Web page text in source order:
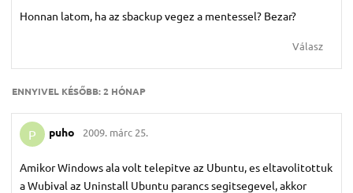
Honnan latom, ha az sbackup vegez a mentessel? Bezar?
Válasz
ENNYIVEL KÉSŐBB:2 HÓNAP
P puho 2009. márc 25.
Amikor Windows ala volt telepitve az Ubuntu, es eltavolitottuk
a Wubival az Uninstall Ubuntu parancs segitsegevel, akkor